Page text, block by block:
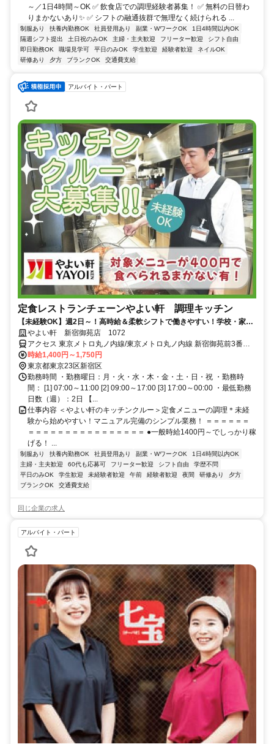
～／1日4時間～OK ✅ 飲食店での調理経験者募集！ ✅ 無料の日替わ
りまかないあり✨ ✅ シフトの融通抜群で無理なく続けられる ...
制服あり 扶養内勤務OK 社員登用あり 副業・WワークOK
1日4時間以内OK
隔週シフト提出
土日祝のみOK 主婦・主夫歓迎 フリーター歓迎
シフト自由
即日勤務OK
職場見学可 平日のみOK 学生歓迎 経験者歓迎
ネイルOK
研修あり
夕方 ブランクOK 交通費支給
アルバイト・パート
定食レストランチェーンやよい軒 調理キッチン
【未経験OK】週2日～！高時給＆柔軟シフトで働きやすい！学校・家事
との両立◎＜オンライン面接実施中＞
やよい軒 新宿御苑店 1072
アクセス 東京メトロ丸ノ内線/東京メトロ丸ノ内線 新宿御苑前3番口
徒歩約4分、東京メトロ副都心線 新宿三丁目C7口徒歩約5分、都営新
宿線 新宿三丁目C7口徒歩約5分 新宿御苑前駅1番口より徒歩5分
時給1,400円～1,750円
東京都東京23区新宿区
勤務時間 ・勤務曜日：月・火・水・木・金・土・日・祝 ・勤務時
間： [1] 07:00～11:00 [2] 09:00～17:00 [3] 17:00～00:00 ・最低勤務
日数（週）：2日 【...
仕事内容 ＜やよい軒のキッチンクルー＞定食メニューの調理＊未経
験から始めやすい！マニュアル完備のシンプル業務！ ＝＝＝＝＝＝
＝＝＝＝＝＝＝＝＝＝＝＝＝＝＝＝ ●一般時給1400円～でしっかり稼
げる！ ...
制服あり 扶養内勤務OK 社員登用あり 副業・WワークOK
1日4時間以内OK
主婦・主夫歓迎
60代も応募可 フリーター歓迎 シフト自由
学歴不問
平日のみOK
学生歓迎 未経験者歓迎 午前 経験者歓迎 夜間 研修あり
夕方
ブランクOK
交通費支給
同じ企業の求人
アルバイト・パート